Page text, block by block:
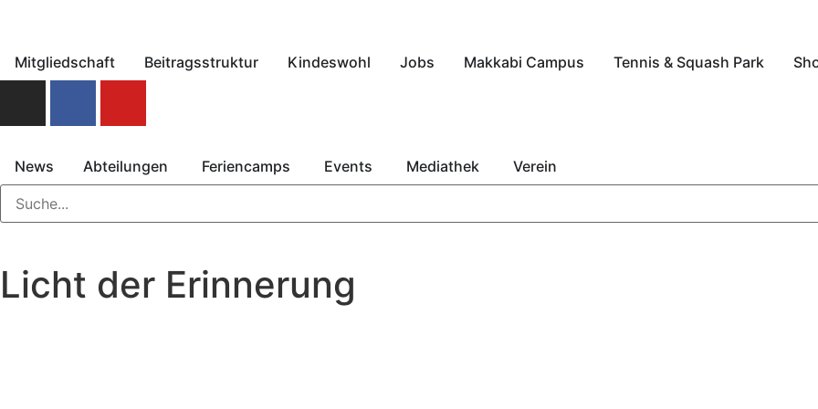
Mitgliedschaft Beitragsstruktur Kindeswohl Jobs Makkabi Campus Tennis & Squash Park
News Abteilungen Feriencamps Events Mediathek Verein
Licht der Erinnerung